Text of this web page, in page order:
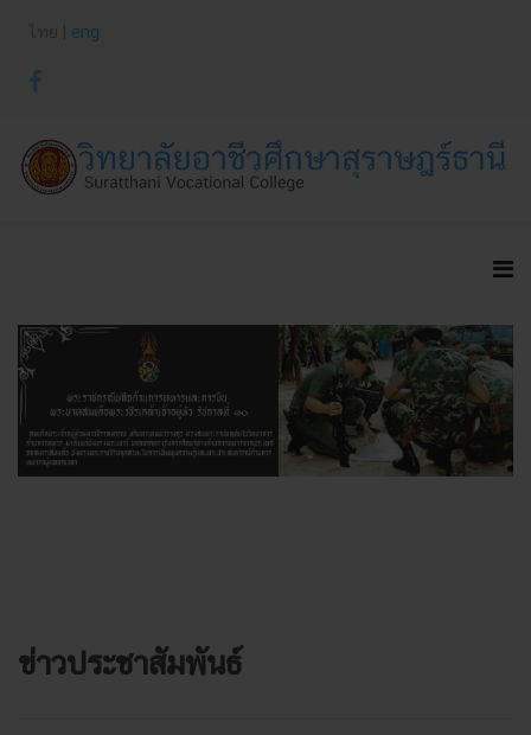
eng
ข่าวประชาสัมพันธ์